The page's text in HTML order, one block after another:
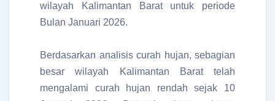
wilayah Kalimantan Barat untuk periode
Bulan Januari 2026.
Berdasarkan analisis curah hujan, sebagian
besar wilayah Kalimantan Barat telah
mengalami curah hujan rendah sejak 10